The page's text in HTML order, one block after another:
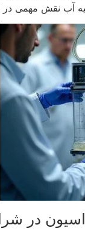
آب نقش مهمی در
در